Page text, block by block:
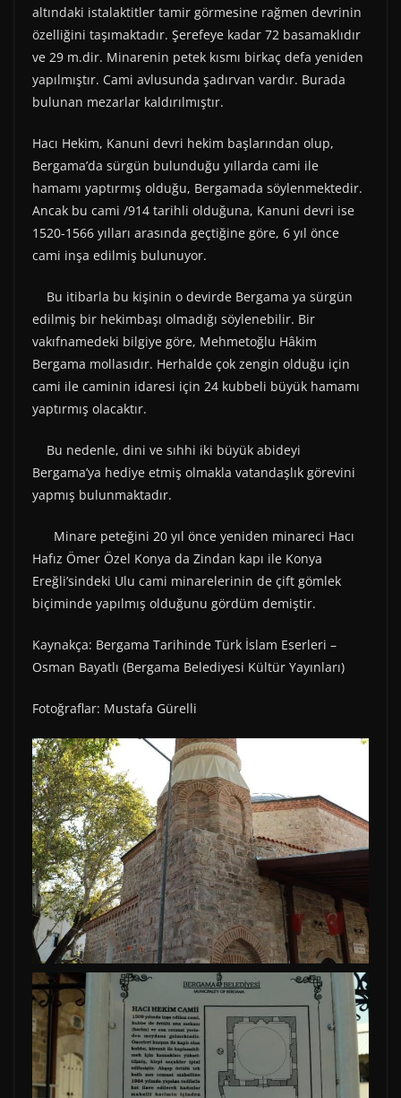
altındaki istalaktitler tamir görmesine rağmen devrinin
özelliğini taşımaktadır. Şerefeye kadar 72 basamaklıdır
ve 29 m.dir. Minarenin petek kısmı birkaç defa yeniden
yapılmıştır. Cami avlusunda şadırvan vardır. Burada
bulunan mezarlar kaldırılmıştır.
Hacı Hekim, Kanuni devri hekim başlarından olup,
Bergama’da sürgün bulunduğu yıllarda cami ile
hamamı yaptırmış olduğu, Bergamada söylenmektedir.
Ancak bu cami /914 tarihli olduğuna, Kanuni devri ise
1520-1566 yılları arasında geçtiğine göre, 6 yıl önce
cami inşa edilmiş bulunuyor.
Bu itibarla bu kişinin o devirde Bergama ya sürgün
edilmiş bir hekimbaşı olmadığı söylenebilir. Bir
vakıfnamedeki bilgiye göre, Mehmetoğlu Hâkim
Bergama mollasıdır. Herhalde çok zengin olduğu için
cami ile caminin idaresi için 24 kubbeli büyük hamamı
yaptırmış olacaktır.
Bu nedenle, dini ve sıhhi iki büyük abideyi
Bergama’ya hediye etmiş olmakla vatandaşlık görevini
yapmış bulunmaktadır.
Minare peteğini 20 yıl önce yeniden minareci Hacı
Hafız Ömer Özel Konya da Zindan kapı ile Konya
Ereğli’sindeki Ulu cami minarelerinin de çift gömlek
biçiminde yapılmış olduğunu gördüm demiştir.
Kaynakça: Bergama Tarihinde Türk İslam Eserleri –
Osman Bayatlı (Bergama Belediyesi Kültür Yayınları)
Fotoğraflar: Mustafa Gürelli